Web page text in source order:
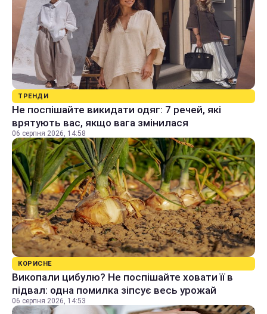
ТРЕНДИ
Не поспішайте викидати одяг: 7 речей, які
врятують вас, якщо вага змінилася
06 серпня 2026, 14:58
КОРИСНЕ
Викопали цибулю? Не поспішайте ховати її в
підвал: одна помилка зіпсує весь урожай
06 серпня 2026, 14:53